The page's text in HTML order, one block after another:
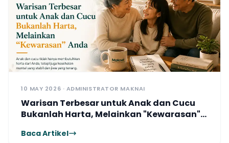
10 MAY 2026 · ADMINISTRATOR MAKNAI
Warisan Terbesar untuk Anak dan Cucu
Bukanlah Harta, Melainkan "Kewarasan"
Baca Artikel